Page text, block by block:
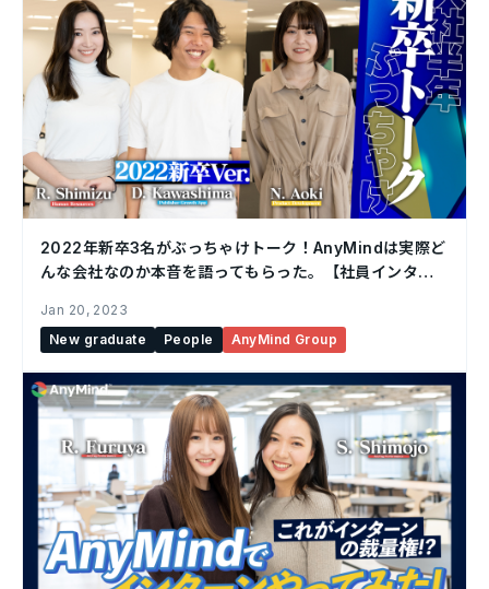
2022年新卒3名がぶっちゃけトーク！AnyMindは実際ど
んな会社なのか本音を語ってもらった。【社員インタビ
Jan 20, 2023
New graduate
People AnyMind Group